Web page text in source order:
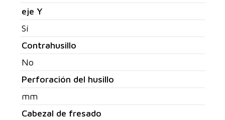
eje Y
Sí
Contrahusillo
No
Perforación del husillo
mm
Cabezal de fresado